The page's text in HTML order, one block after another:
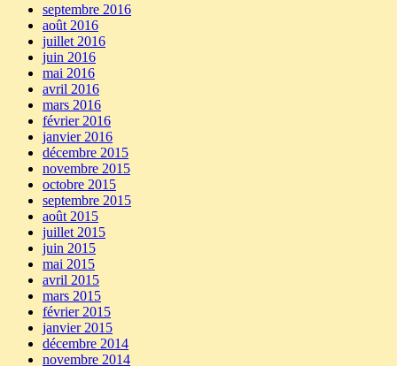
septembre 2016
août 2016
juillet 2016
juin 2016
mai 2016
avril 2016
mars 2016
février 2016
janvier 2016
décembre 2015
novembre 2015
octobre 2015
septembre 2015
août 2015
juillet 2015
juin 2015
mai 2015
avril 2015
mars 2015
février 2015
janvier 2015
décembre 2014
novembre 2014